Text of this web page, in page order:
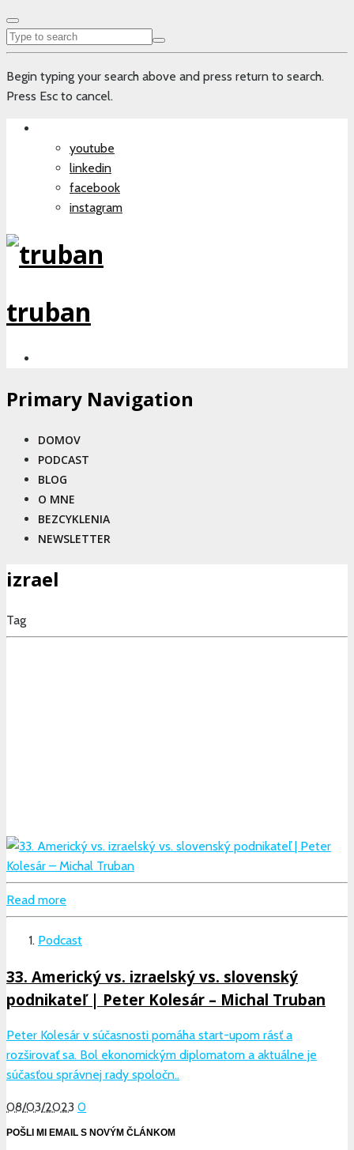
Begin typing your search above and press return to search.
Press Esc to cancel.
youtube
linkedin
facebook
instagram
truban
Primary Navigation
DOMOV
PODCAST
BLOG
O MNE
BEZCYKLENIA
NEWSLETTER
izrael
Tag
Read more
Podcast
33. Americký vs. izraelský vs. slovenský
podnikateľ | Peter Kolesár – Michal Truban
Peter Kolesár v súčasnosti pomáha start-upom rásť a
rozširovať sa. Bol ekonomickým diplomatom a aktuálne je
súčasťou správnej rady spoločn..
08/03/2023 0
POŠLI MI EMAIL S NOVÝM ČLÁNKOM